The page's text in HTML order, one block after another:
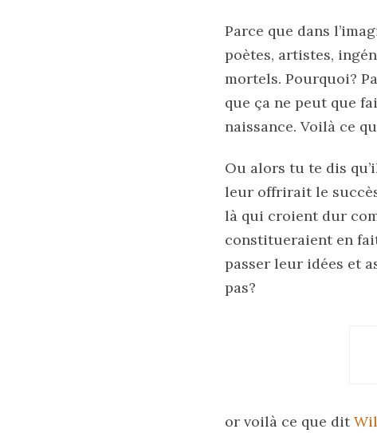
Parce que dans
poètes, artistes,
mortels. Pourquoi?
que ça ne peut que
naissance. Voilà ce
Ou alors tu te dis
leur offrirait le
là qui croient dur
constitueraient en
passer leur idées et
pas?
or voilà ce que dit